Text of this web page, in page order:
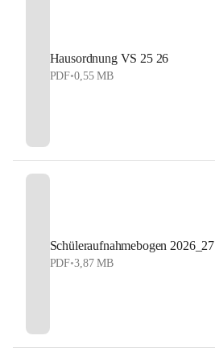
Hausordnung VS 25 26
PDF•0,55 MB
Schüleraufnahmebogen 2026_27
PDF•3,87 MB